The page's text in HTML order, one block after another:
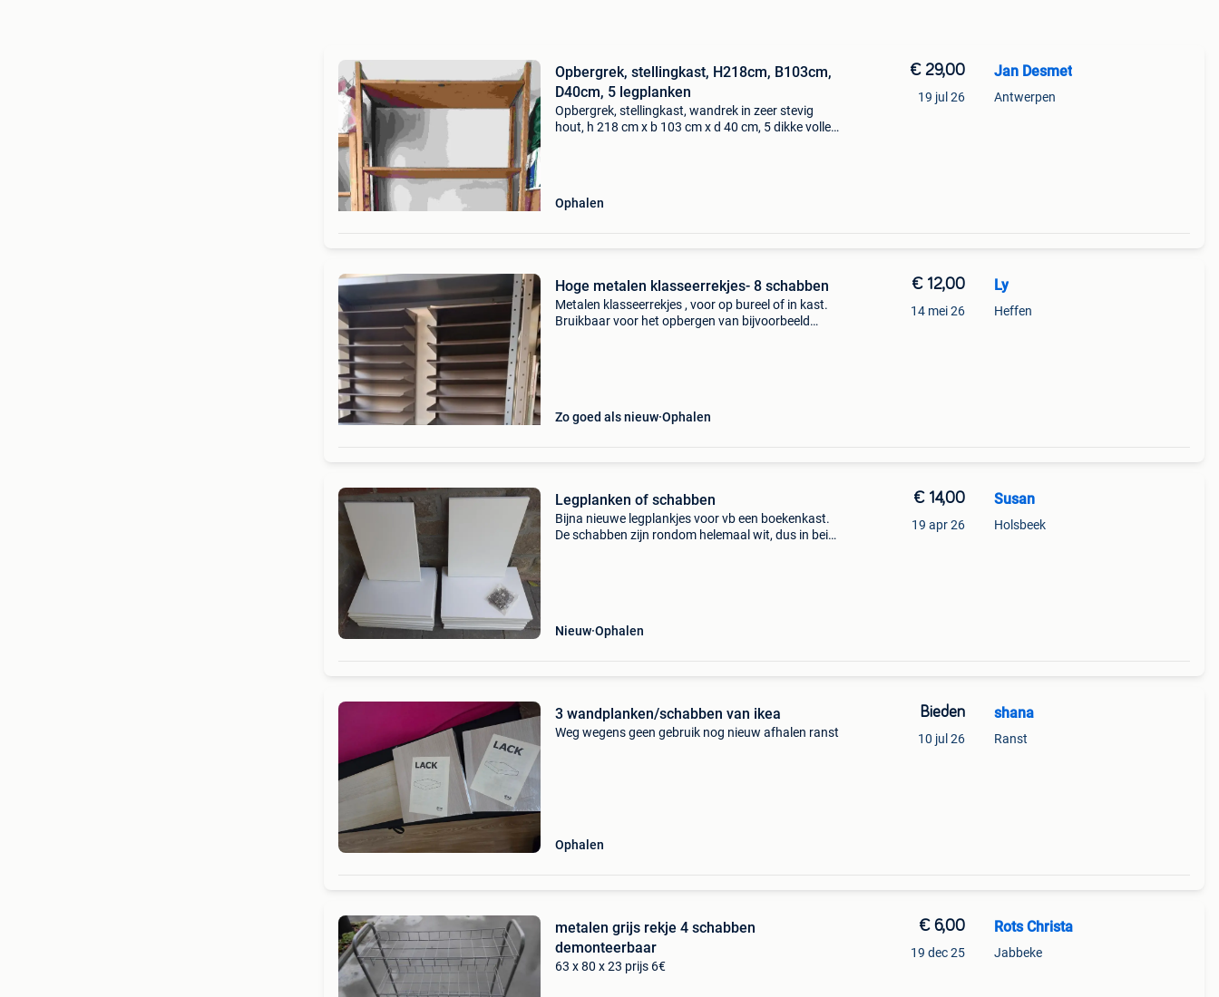
Opbergrek, stellingkast, H218cm, B103cm,
D40cm, 5 legplanken
Opbergrek, stellingkast, wandrek in zeer stevig
hout, h 218 cm x b 103 cm x d 40 cm, 5 dikke volle
Ophalen
€ 29,00
19 jul 26
Jan Desmet
Antwerpen
Hoge metalen klasseerrekjes- 8 schabben
Metalen klasseerrekjes , voor op bureel of in kast.
Bruikbaar voor het opbergen van bijvoorbeeld
Zo goed als nieuw Ophalen
€ 12,00
14 mei 26
Ly
Heffen
Legplanken of schabben
Bijna nieuwe legplankjes voor vb een boekenkast.
De schabben zijn rondom helemaal wit, dus in beide
Nieuw Ophalen
€ 14,00
19 apr 26
Susan
Holsbeek
3 wandplanken/schabben van ikea
Weg wegens geen gebruik nog nieuw afhalen ranst
Ophalen
Bieden
10 jul 26
shana
Ranst
metalen grijs rekje 4 schabben
demonteerbaar
63 x 80 x 23 prijs 6€
€ 6,00
19 dec 25
Rots Christa
Jabbeke